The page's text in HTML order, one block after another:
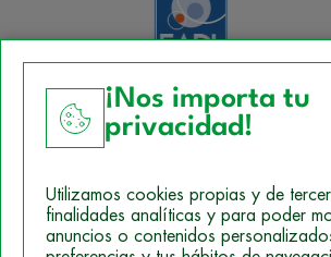
Política de Cookies
Mapa del sitio
¡Nos importa tu
privacidad!
Utilizamos cookies propias y de
finalidades analíticas y para poder
anuncios o contenidos